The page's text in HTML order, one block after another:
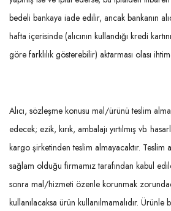
bedeli bankaya iade edilir, ancak bankanın
hafta içerisinde (alıcının kullandığı kredi
göre farklılık gösterebilir) aktarması olası
Alıcı, sözleşme konusu mal/ürünü teslim
edecek; ezik, kırık, ambalajı yırtılmış vb.
kargo şirketinden teslim almayacaktır. Teslim
sağlam olduğu firmamız tarafından kabul
sonra mal/hizmeti özenle korunmak
kullanılacaksa ürün kullanılmamalıdır.